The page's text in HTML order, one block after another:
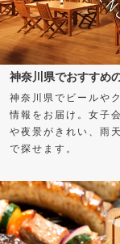
神奈川県でおすすめ
神奈川県でビールや
情報をお届け。女子
や夜景がきれい、雨
で探せます。